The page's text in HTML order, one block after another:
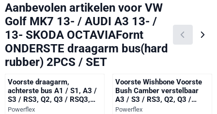
Aanbevolen artikelen voor VW
Golf MK7 13- / AUDI A3 13- /
13- SKODA OCTAVIAFornt
ONDERSTE draagarm bus(hard
rubber) 2PCS / SET
Voorste draagarm,
achterste bus A1 / S1, A3 /
S3 / RS3, Q2, Q3 / RSQ3,
Transit, Arona, Ateca, Cupra
Merk:
Powerflex
Voorste Wishbone Voorste
Bush Camber verstelbaar
A3 / S3 / RS3, Q2, Q3 /
RSQ3, TT Models, Transit,
Merk:
Powerflex